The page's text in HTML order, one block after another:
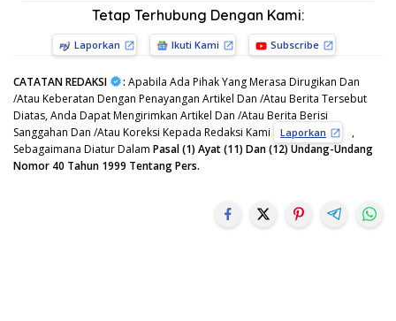
Tetap Terhubung Dengan Kami:
Laporkan Ikuti Kami Subscribe
CATATAN REDAKSI : Apabila Ada Pihak Yang Merasa Dirugikan Dan
/Atau Keberatan Dengan Penayangan Artikel Dan /Atau Berita Tersebut
Diatas, Anda Dapat Mengirimkan Artikel Dan /Atau Berita Berisi
Sanggahan Dan /Atau Koreksi Kepada Redaksi Kami
Laporkan
,
Sebagaimana Diatur Dalam Pasal (1) Ayat (11) Dan (12) Undang-Undang
Nomor 40 Tahun 1999 Tentang Pers.